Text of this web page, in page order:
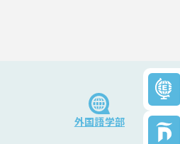
外国語学部